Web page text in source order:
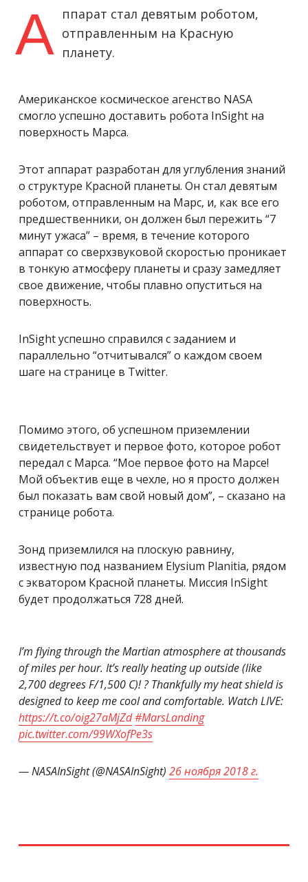
А ппарат стал девятым роботом,
отправленным на Красную
планету.
Американское космическое агенство NASA
смогло успешно доставить робота InSight на
поверхность Марса.
Этот аппарат разработан для углубления знаний
о структуре Красной планеты. Он стал девятым
роботом, отправленным на Марс, и, как все его
предшественники, он должен был пережить “7
минут ужаса” – время, в течение которого
аппарат со сверхзвуковой скоростью проникает
в тонкую атмосферу планеты и сразу замедляет
свое движение, чтобы плавно опуститься на
поверхность.
InSight успешно справился с заданием и
параллельно “отчитывался” о каждом своем
шаге на странице в Twitter.
Помимо этого, об успешном приземлении
свидетельствует и первое фото, которое робот
передал с Марса. “Мое первое фото на Марсе!
Мой объектив еще в чехле, но я просто должен
был показать вам свой новый дом”, – сказано на
странице робота.
Зонд приземлился на плоскую равнину,
известную под названием Elysium Planitia, рядом
с экватором Красной планеты. Миссия InSight
будет продолжаться 728 дней.
I’m flying through the Martian atmosphere at thousands
of miles per hour. It’s really heating up outside (like
2,700 degrees F/1,500 C)! ? Thankfully my heat shield is
designed to keep me cool and comfortable. Watch LIVE:
https://t.co/oig27aMjZd#MarsLanding
pic.twitter.com/99WXofPe3s
— NASAInSight (@NASAInSight) 26 ноября 2018 г.